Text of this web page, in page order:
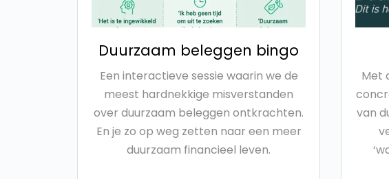
Duurzaam beleggen bingo
Een interactieve sessie waarin we de
meest hardnekkige misverstanden
over duurzaam beleggen ontkrachten.
En je zo op weg zetten naar een meer
duurzaam financieel leven.
Met
van